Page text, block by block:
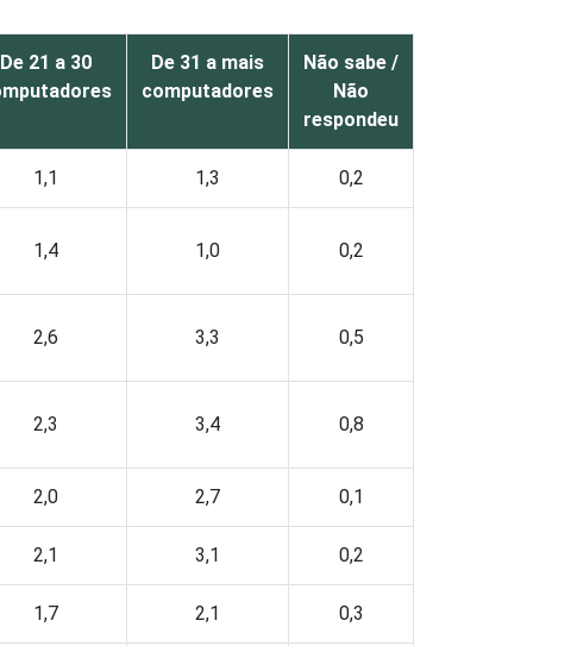
De 21 a 30
De 31 a mais
computadores
Não sabe /
Não
respondeu
1,1 1,3 0,2
1,4 1,0 0,2
2,6 3,3 0,5
2,3 3,4 0,8
2,0 2,7 0,1
2,1 3,1 0,2
1,7 2,1 0,3